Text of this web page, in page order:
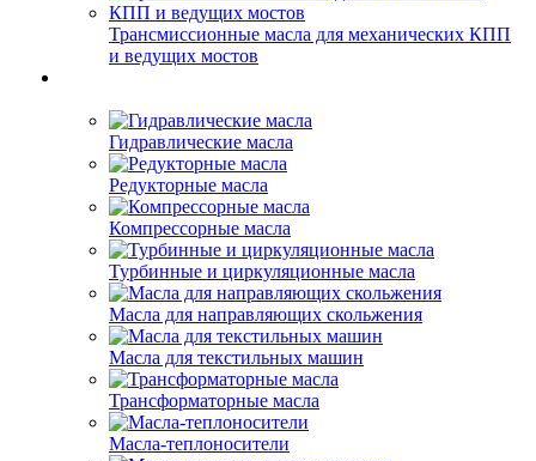
Трансмиссионные масла для механических КПП
и ведущих мостов
Гидравлические масла
Редукторные масла
Компрессорные масла
Турбинные и циркуляционные масла
Масла для направляющих скольжения
Масла для текстильных машин
Трансформаторные масла
Масла-теплоносители